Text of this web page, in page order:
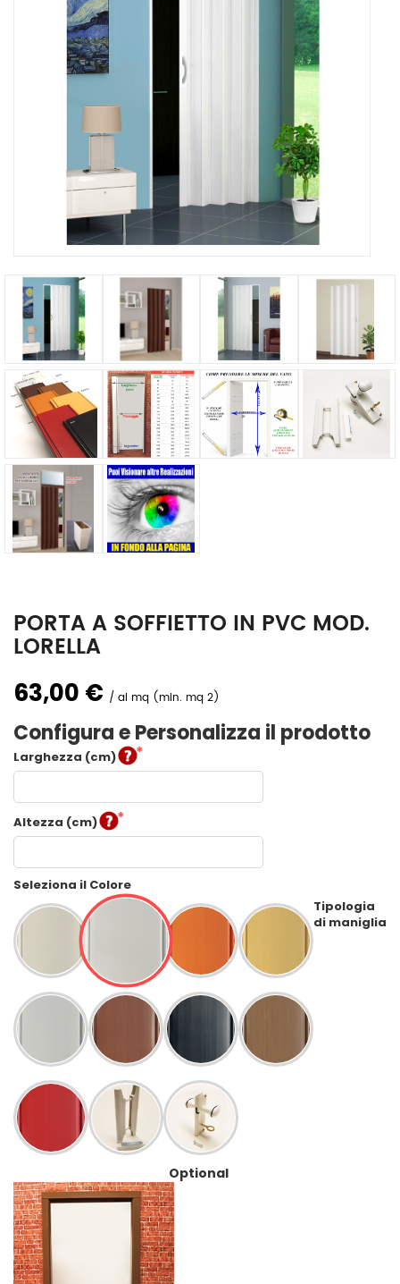
PORTA A SOFFIETTO IN PVC MOD.
LORELLA
63,00 € al mq (min. mq 2)
Configura e Personalizza il prodotto
Larghezza (cm)
Altezza (cm)
Seleziona il Colore
Tipologia
di maniglia
Optional